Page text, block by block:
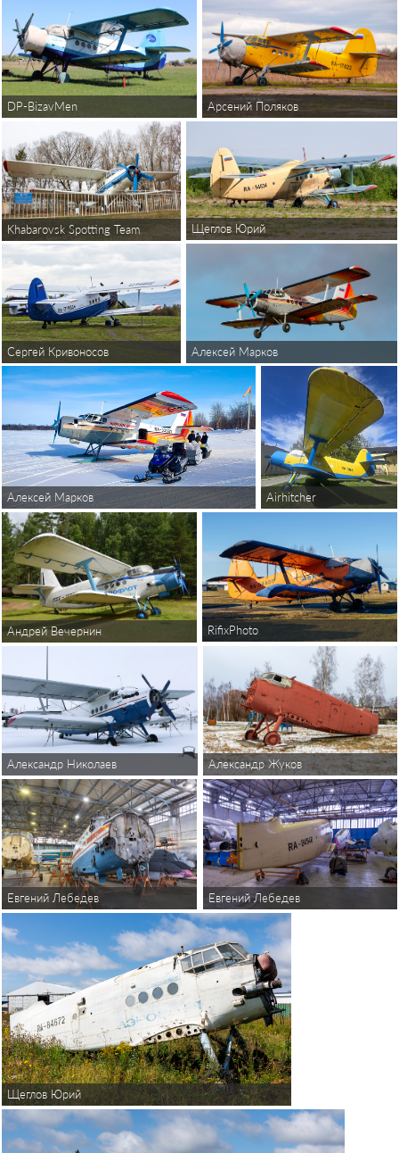
DP-BizavMen Арсений Поляков
Khabarovsk Spotting Team Щеглов Юрий
Сергей Кривоносов Алексей Марков
Алексей Марков Airhitcher
Андрей Вечернин RifixPhoto
Александр Николаев Александр Жуков
Евгений Лебедев Евгений Лебедев
Щеглов Юрий